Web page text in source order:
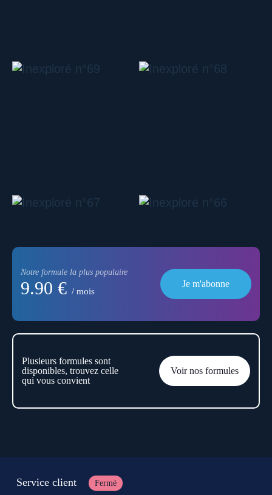
Notre formule la plus populaire
9.90 € / mois
Je m'abonne
Plusieurs formules sont
disponibles, trouvez celle
qui vous convient
Voir nos formules
Service client Fermé